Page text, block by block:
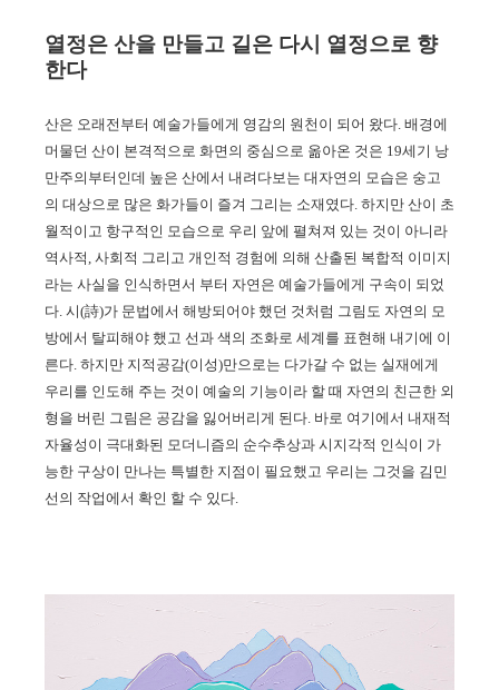
열정은 산을 만들고 길은 다시 열정으로 향
한다
산은 오래전부터 예술가들에게 영감의 원천이 되어 왔다. 배경에
머물던 산이 본격적으로 화면의 중심으로 옮아온 것은 19세기 낭
만주의부터인데 높은 산에서 내려다보는 대자연의 모습은 숭고
의 대상으로 많은 화가들이 즐겨 그리는 소재였다. 하지만 산이 초
월적이고 항구적인 모습으로 우리 앞에 펼쳐져 있는 것이 아니라
역사적, 사회적 그리고 개인적 경험에 의해 산출된 복합적 이미지
라는 사실을 인식하면서 부터 자연은 예술가들에게 구속이 되었
다. 시(詩)가 문법에서 해방되어야 했던 것처럼 그림도 자연의 모
방에서 탈피해야 했고 선과 색의 조화로 세계를 표현해 내기에 이
른다. 하지만 지적공감(이성)만으로는 다가갈 수 없는 실재에게
우리를 인도해 주는 것이 예술의 기능이라 할 때 자연의 친근한 외
형을 버린 그림은 공감을 잃어버리게 된다. 바로 여기에서 내재적
자율성이 극대화된 모더니즘의 순수추상과 시지각적 인식이 가
능한 구상이 만나는 특별한 지점이 필요했고 우리는 그것을 김민
선의 작업에서 확인 할 수 있다.